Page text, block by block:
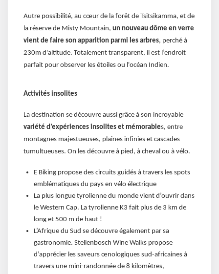
Autre possibilité, au cœur de la forêt de Tsitsikamma, et de
la réserve de Misty Mountain, un nouveau dôme en verre
vient de faire son apparition parmi les arbres, perché à
230m d'altitude. Totalement transparent, il est l’endroit
parfait pour observer les étoiles ou l'océan Indien.
Activités insolites
La destination se découvre aussi grâce à son incroyable
variété d’expériences insolites et mémorables, entre
montagnes majestueuses, plaines infinies et cascades
tumultueuses. On les découvre à pied, à cheval ou à vélo.
E Biking propose des circuits guidés à travers les spots
emblématiques du pays en vélo électrique
La plus longue tyrolienne du monde vient d’ouvrir dans
le Western Cap. La tyrolienne K3 fait plus de 3 km de
long et 500 m de haut !
L’Afrique du Sud se découvre également par sa
gastronomie. Stellenbosch Wine Walks propose
d’apprécier les saveurs œnologiques sud-africaines à
travers une mini-randonnée de 8 kilomètres,